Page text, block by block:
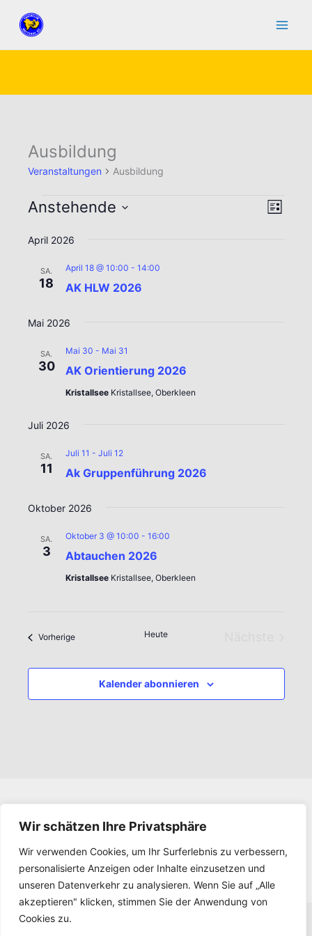
Wir schätzen Ihre Privatsphäre
Wir verwenden Cookies, um Ihr Surferlebnis zu verbessern,
personalisierte Anzeigen oder Inhalte einzusetzen und
unseren Datenverkehr zu analysieren. Wenn Sie auf „Alle
akzeptieren" klicken, stimmen Sie der Anwendung von
Cookies zu.
Inhalt
Ausbildung
Veranstaltungen Ausbildung
Veranstaltungen
Liste
Anstehende
wählen.
April 2026
SA.
18 AK HLW 2026
April 18 @ 10:00 - 14:00
Mai 2026
SA.
30 AK Orientierung 2026
Mai 30 - Mai 31
Kristallsee Kristallsee, Oberkleen
Juli 2026
SA.
11 Ak Gruppenführung 2026
Juli 11 - Juli 12
Oktober 2026
SA.
3 Abtauchen 2026
Oktober 3 @ 10:00 - 16:00
Kristallsee Kristallsee, Oberkleen
VorherigeVeranstaltungen Heute
Kalender abonnieren
Datenschutz
Kontakt
Downloads